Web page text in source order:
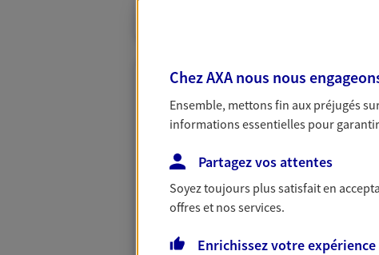
Stéphane Hallais
Agent Général d'assurance
Horaires :Fermé
Ouvre demain à 09:30
Chez AXA nous nous
Ensemble, mettons fin aux préjugés
informations essentielles pour
Partagez vos attentes
Soyez toujours plus satisfait en
offres et nos services.
Enrichissez votre expérience